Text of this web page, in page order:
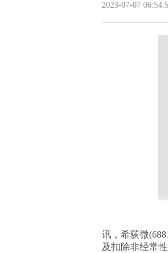
2023-07-07
讯，希荻微
及扣除非经常